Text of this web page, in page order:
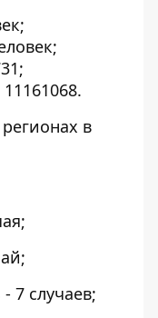
в
7 случаев;